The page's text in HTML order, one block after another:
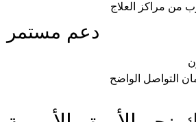
من مراكز العلاج
دعم مستمر
التواصل الواضح